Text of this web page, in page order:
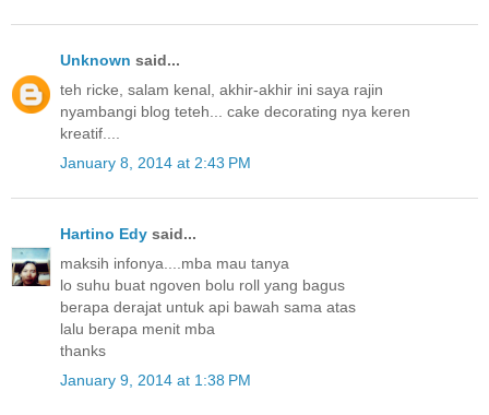
Unknown said...
teh ricke, salam kenal, akhir-akhir ini saya rajin
nyambangi blog teteh... cake decorating nya keren
kreatif....
January 8, 2014 at 2:43 PM
Hartino Edy said...
maksih infonya....mba mau tanya
lo suhu buat ngoven bolu roll yang bagus
berapa derajat untuk api bawah sama atas
lalu berapa menit mba
thanks
January 9, 2014 at 1:38 PM